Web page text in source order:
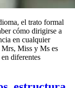
el trato formal
cómo dirigirse a
en cualquier
Miss y Ms es
diferentes